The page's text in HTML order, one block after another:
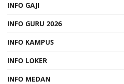
INFO GAJI
INFO GURU 2026
INFO KAMPUS
INFO LOKER
INFO MEDAN